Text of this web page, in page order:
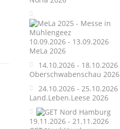
10.09.2026 - 13.09.2026
MeLa 2026
14.10.2026 - 18.10.2026
Oberschwabenschau 2026
24.10.2026 - 25.10.2026
Land.Leben.Leese 2026
19.11.2026 - 21.11.2026